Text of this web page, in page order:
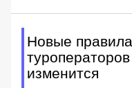
Новые
изменится